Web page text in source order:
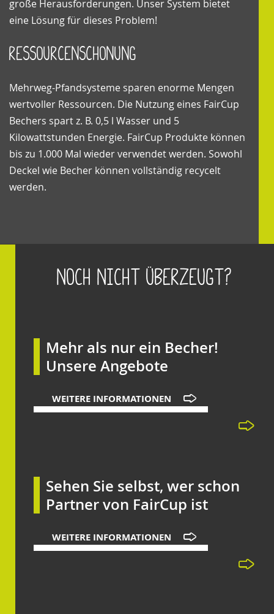
große Herausforderungen. Unser System bietet
eine Lösung für dieses Problem!
Ressourcenschonung
Mehrweg-Pfandsysteme sparen enorme Mengen
wertvoller Ressourcen. Die Nutzung eines FairCup
Bechers spart z. B. 0,5 l Wasser und 5
Kilowattstunden Energie. FairCup Produkte können
bis zu 1.000 Mal wieder verwendet werden. Sowohl
Deckel wie Becher können vollständig recycelt
werden.
Noch nicht überzeugt?
Mehr als nur ein Becher!
Unsere Angebote
WEITERE INFORMATIONEN
Sehen Sie selbst, wer schon
Partner von FairCup ist
WEITERE INFORMATIONEN